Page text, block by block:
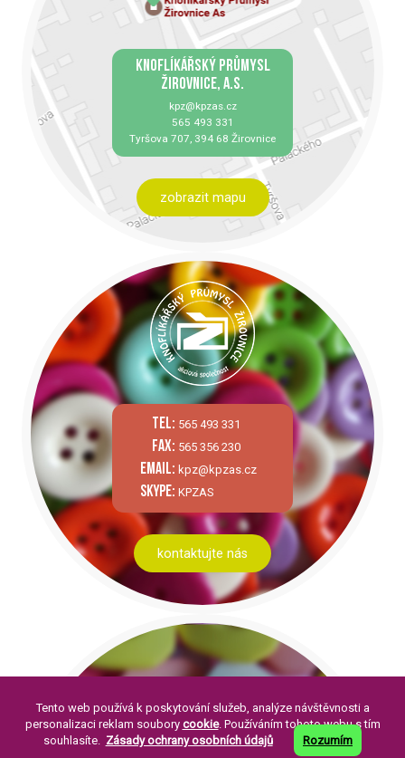
KNOFLÍKÁŘSKÝ PRŮMYSL
ŽIROVNICE, A.S.
kpz@kpzas.cz
565 493 331
Tyršova 707, 394 68 Žirovnice
zobrazit mapu
tel: 565 493 331
fax: 565 356 230
email: kpz@kpzas.cz
skype: KPZAS
kontaktujte nás
Tento web používá k poskytování služeb, analýze návštěvnosti a
personalizaci reklam soubory cookie. Používáním tohoto webu s tím
souhlasíte. Zásady ochrany osobních údajů Rozumím